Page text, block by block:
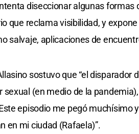
diseccionar algunas formas
que reclama visibilidad, y
salvaje, aplicaciones de
sostuvo que “el disparador
sexual (en medio de la
episodio me pegó muchísimo
en mi ciudad (Rafaela)”.